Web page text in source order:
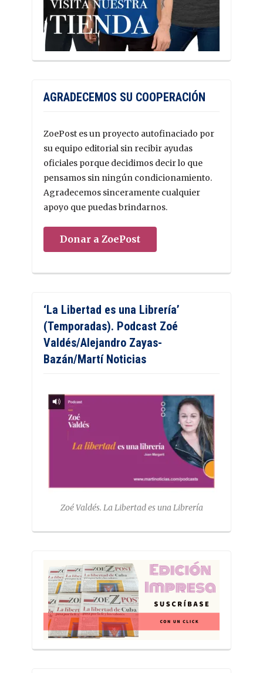
AGRADECEMOS SU COOPERACIÓN
ZoePost es un proyecto autofinaciado por
su equipo editorial sin recibir ayudas
oficiales porque decidimos decir lo que
pensamos sin ningún condicionamiento.
Agradecemos sinceramente cualquier
apoyo que puedas brindarnos.
Donar a ZoePost
‘La Libertad es una Librería’
(Temporadas). Podcast Zoé
Valdés/Alejandro Zayas-
Bazán/Martí Noticias
Zoé Valdés. La Libertad es una Librería